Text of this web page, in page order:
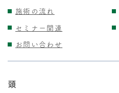
施術の流れ
セミナー関連
お問い合わせ
頭